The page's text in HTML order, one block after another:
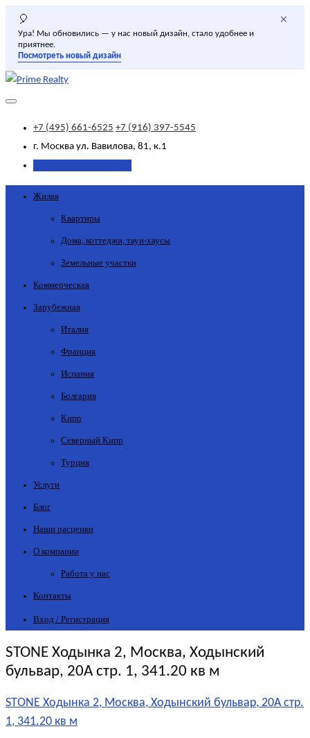
🎈
Ура! Мы обновились — у нас новый дизайн, стало удобнее и
приятнее.
Посмотреть новый дизайн
×
+7 (495) 661-6525 +7 (916) 397-5545
г. Москва ул. Вавилова, 81, к.1
Жилая
Квартиры
Дома, коттеджи, таун-хаусы
Земельные участки
Коммерческая
Зарубежная
Италия
Франция
Испания
Болгария
Кипр
Северный Кипр
Турция
Услуги
Блог
Наши расценки
О компании
Работа у нас
Контакты
Вход / Регистрация
STONE Ходынка 2, Москва, Ходынский
бульвар, 20А стр. 1, 341.20 кв м
STONE Ходынка 2, Москва, Ходынский бульвар, 20А стр.
1, 341.20 кв м